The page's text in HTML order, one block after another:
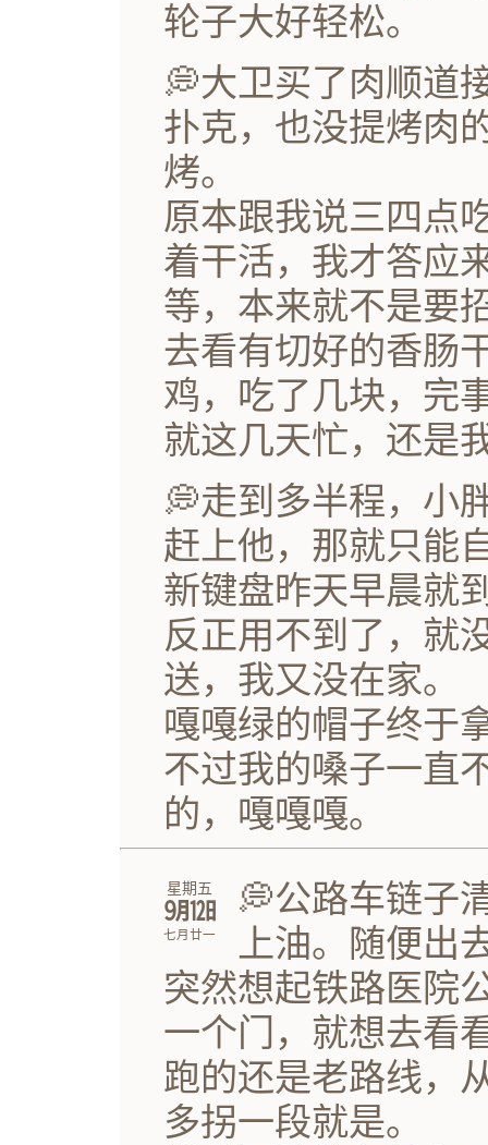
轮子大好轻松。
💭大卫买了肉顺道
扑克，也没提烤肉
烤。
原本跟我说三四点
着干活，我才答应
等，本来就不是要
去看有切好的香肠
鸡，吃了几块，完
就这几天忙，还是
💭走到多半程，小
赶上他，那就只能
新键盘昨天早晨就
反正用不到了，就
送，我又没在家。
嘎嘎绿的帽子终于
不过我的嗓子一直
的，嘎嘎嘎。
星期五
㋈㏫
七月廿一
💭公路车链子
上油。随便出
突然想起铁路医院
一个门，就想去看
跑的还是老路线，
多拐一段就是。